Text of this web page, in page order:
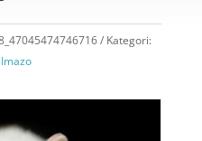
Kategori:
Imazo